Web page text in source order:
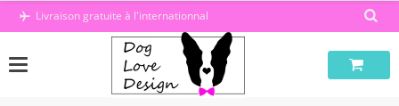
PasserLivraison gratuite à l'internationnal